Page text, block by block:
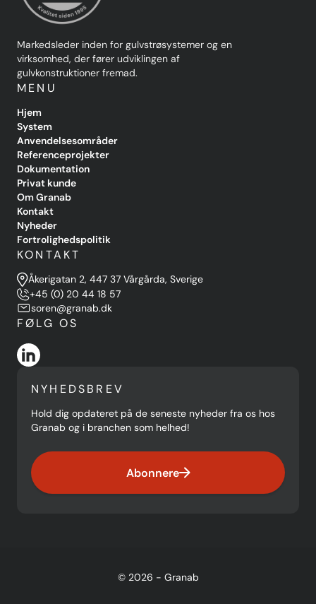
Markedsleder inden for gulvstrøsystemer og en
virksomhed, der fører udviklingen af
gulvkonstruktioner fremad.
MENU
Hjem
System
Anvendelsesområder
Referenceprojekter
Dokumentation
Privat kunde
Om Granab
Kontakt
Nyheder
Fortrolighedspolitik
KONTAKT
Åkerigatan 2, 447 37 Vårgårda, Sverige
+45 (0) 20 44 18 57
soren@granab.dk
FØLG OS
NYHEDSBREV
Hold dig opdateret på de seneste nyheder fra os hos
Granab og i branchen som helhed!
Abonnere
© 2026 - Granab